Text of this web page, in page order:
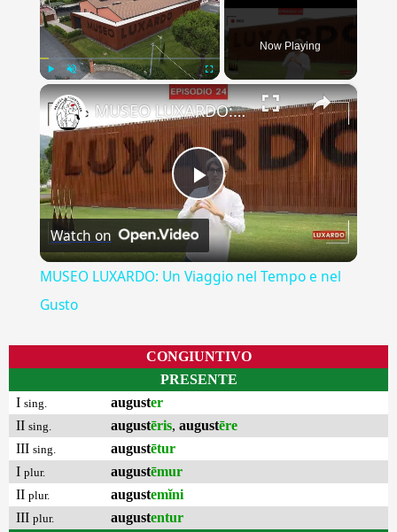
Fullscreen
Now Playing
×
Play
Video
MUSEO LUXARDO: Un Viaggio nel Tempo e nel Gusto
Watch on
MUSEO LUXARDO: Un Viaggio nel Tempo e nel
Gusto
CONGIUNTIVO
PRESENTE
I sing. auguster
II sing. augustēris, augustēre
III sing. augustētur
I plur. augustēmur
II plur. augustemĭni
III plur. augustentur